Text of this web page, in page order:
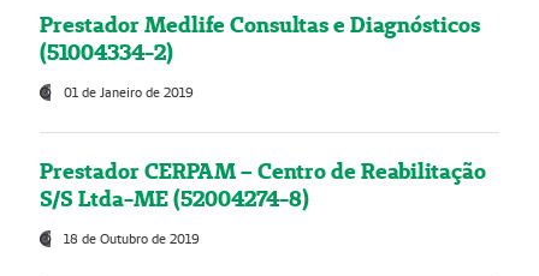
Prestador Medlife Consultas e Diagnósticos
(51004334-2)
01 de Janeiro de 2019
Prestador CERPAM – Centro de Reabilitação
S/S Ltda-ME (52004274-8)
18 de Outubro de 2019